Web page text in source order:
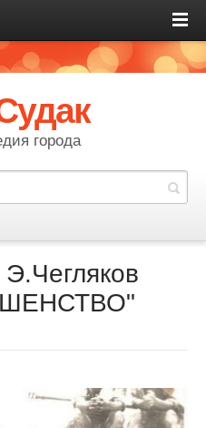
города
Э.Чегляков